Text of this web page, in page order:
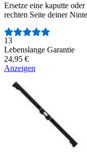
Ersetze eine kaputte
rechten Seite deiner
Anzahl der Bewertungen:
13
Lebenslange Garantie
24,95 €
Anzeigen